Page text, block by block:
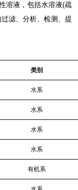
溶液，包括水溶液(疏
滤、分析、检测、提
类别
水系
水系
水系
水系
有机系